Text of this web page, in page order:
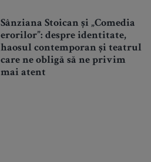
Sânziana Stoican și „Comedia
erorilor”: despre identitate,
haosul contemporan și teatrul
care ne obligă să ne privim
mai atent